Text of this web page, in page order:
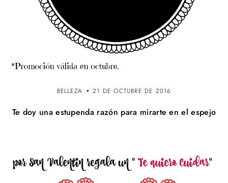
BELLEZA 21 DE OCTUBRE DE 2016
Te doy una estupenda razón para mirarte en el espejo